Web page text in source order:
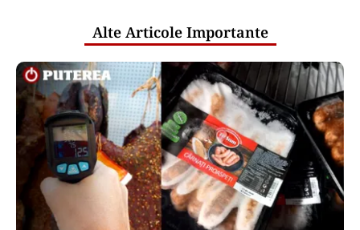
Alte Articole Importante